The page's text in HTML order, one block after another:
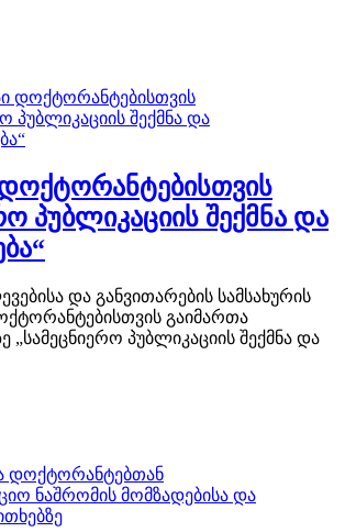
პუბლიკაციის შექმნა და
და განვითარების სამსახურის
გაიმართა
„სამეცნიერო პუბლიკაციის შექმნა და